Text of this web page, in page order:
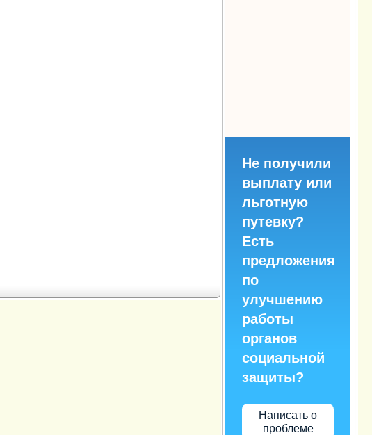
Не получили
выплату или
льготную
путевку?
Есть
предложения
по
улучшению
работы
органов
социальной
защиты?
Написать о
проблеме